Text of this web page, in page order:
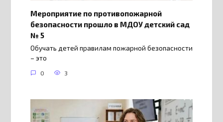
Мероприятие по противопожарной
безопасности прошло в МДОУ детский сад
№ 5
Обучать детей правилам пожарной безопасности
– это
0 3